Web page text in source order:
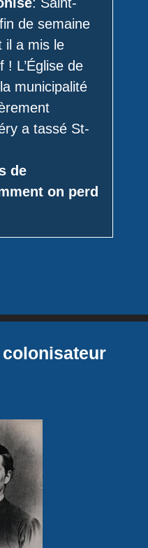
de semaine
il a mis le
L’Église de
municipalité
a tassé St-
de
on perd
colonisateur